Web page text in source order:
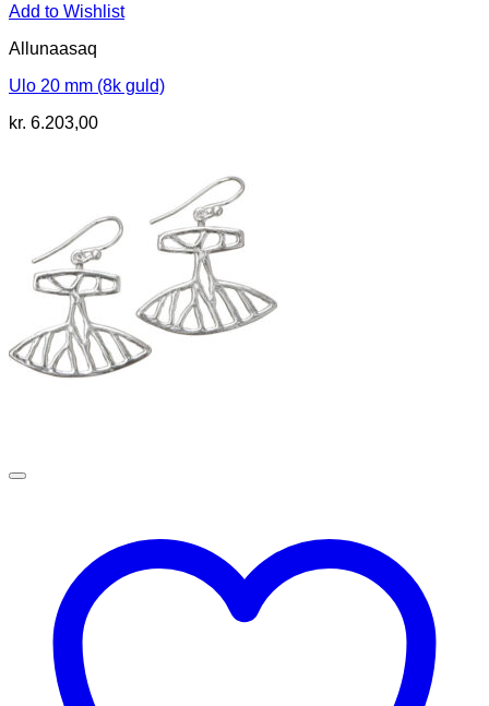
Add to Wishlist
Allunaasaq
Ulo 20 mm (8k guld)
kr. 6.203,00